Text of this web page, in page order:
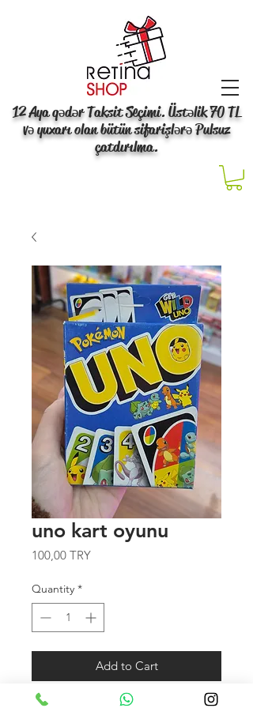
12 Aya qədər Taksit Seçimi. Üstəlik 70 TL
və yuxarı olan bütün sifarişlərə Pulsuz
çatdırılma.
uno kart oyunu
100,00 TRYPrice
Quantity *
Add to Cart